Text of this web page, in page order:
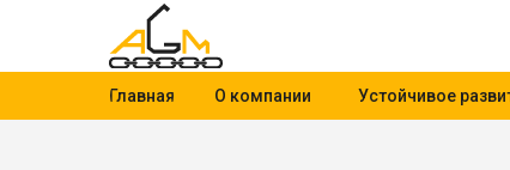
Главная О компании Устойчивое